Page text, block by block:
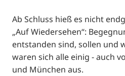
Ab Schluss hieß es nicht
„Auf Wiedersehen“:
entstanden sind, sollen und
waren sich alle einig - auch
und München aus.